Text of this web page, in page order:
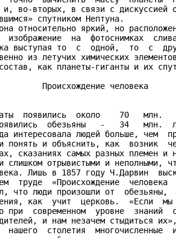
и, во-вторых, в связи с
спутником Нептуна.
относительно яркий, но
на  фотоснимках
выступая то  с  одной,  то  с
из летучих химических
как планеты-гиганты и их
Происхождение человека
появились  около    70   млн.
обезьяны   -   34   млн.
интересовала людей больше, чем
понять и объяснить, как  возник
сказаниях самых разных племен и
слишком отрывистыми и неполными,
Лишь в 1857 году Ч.Дарвин
труде  «Происхождение
что люди произошли от
как  учит  церковь.  «Если
при  современном  уровне  знаний
и нам незачем стыдиться
нашего  столетия  многочисленные